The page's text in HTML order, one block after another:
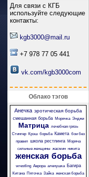
Для связи с КГБ
используйте следующие
контакты:
kgb3000@mail.ru
+7 978 77 05 441
vk.com/kgb3000com
Облако тэгов
Анечка эротическая борьба
смешанная борьба Морячка Энджи
Матрица лечебная грязь
Стингер
Крэш борьба Камета бои без
правил школа рестлинга Моряча
сильные женщины жасмин никита
женская борьба
wrestling Аврора аленушка Багира
Китана Пяточка Зайка женская борьба